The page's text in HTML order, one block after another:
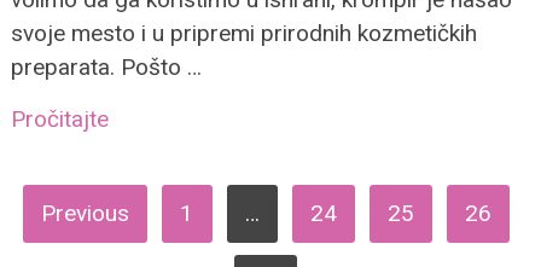
svoje mesto i u pripremi prirodnih kozmetičkih
preparata. Pošto …
Pročitajte
ПАГИНАЦИЈА
ЧЛАНАКА
Previous 1 … 24 25 26